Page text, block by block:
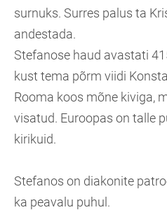
surnuks. Surres palus ta
andestada.
Stefanose haud avastati
kust tema põrm viidi
Rooma koos mõne kiviga,
visatud. Euroopas on talle
kirikuid.
Stefanos on diakonite
ka peavalu puhul.